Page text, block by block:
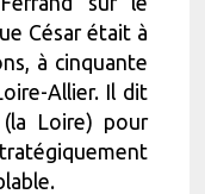
César était à
à cinquante
Allier. Il dit
Loire) pour